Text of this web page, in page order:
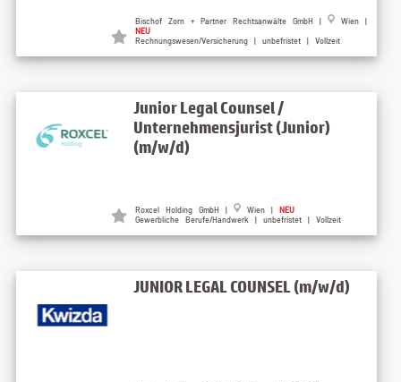
Bischof Zorn + Partner Rechtsanwälte GmbH |
Wien |
NEU
Rechnungswesen/Versicherung | unbefristet | Vollzeit
Junior Legal Counsel /
Unternehmensjurist (Junior)
(m/w/d)
Roxcel Holding GmbH | Wien | NEU
Gewerbliche Berufe/Handwerk | unbefristet | Vollzeit
JUNIOR LEGAL COUNSEL (m/w/d)